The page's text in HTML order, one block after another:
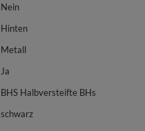
Nein
Hinten
Metall
Ja
BHS Halbversteifte BHs
schwarz